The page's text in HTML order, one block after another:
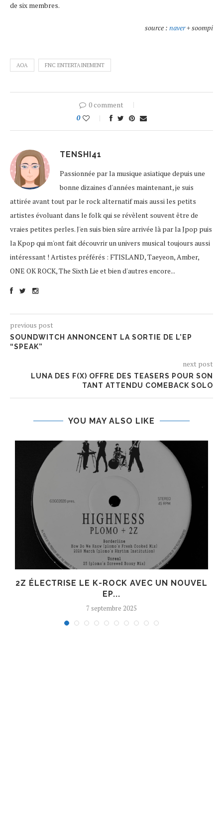
de six membres.
source : naver+ soompi
AOA FNC ENTERTAINEMENT
0 comment
0
TENSHI41
Passionnée par la musique asiatique depuis une
bonne dizaines d'années maintenant, je suis
attirée avant tout par le rock alternatif mais aussi les petits
artistes évoluant dans le folk qui se révèlent souvent être de
vraies petites perles. J'en suis bien sûre arrivée là par la Jpop puis
la Kpop qui m'ont fait découvrir un univers musical toujours aussi
intéressant ! Artistes préférés : FTISLAND, Taeyeon, Amber,
ONE OK ROCK, The Sixth Lie et bien d'autres encore...
previous post
SOUNDWITCH ANNONCENT LA SORTIE DE L’EP
“SPEAK”
next post
LUNA DES F(X) OFFRE DES TEASERS POUR SON
TANT ATTENDU COMEBACK SOLO
YOU MAY ALSO LIKE
2Z ÉLECTRISE LE K-ROCK AVEC UN NOUVEL
EP...
7 septembre 2025